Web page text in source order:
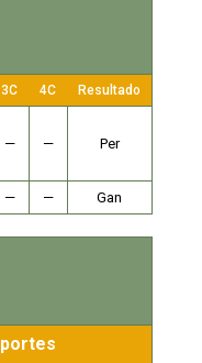
3C 4C Resultado
— — Per
— — Gan